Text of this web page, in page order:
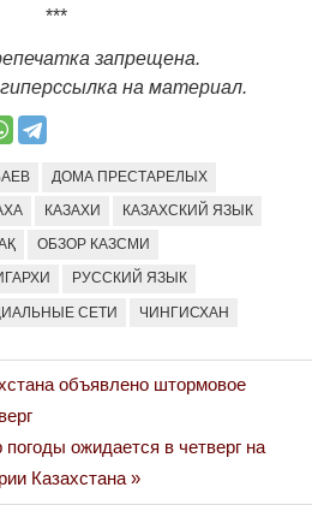
***
запрещена.
на материал.
ДОМА ПРЕСТАРЕЛЫХ
КАЗАХИ КАЗАХСКИЙ ЯЗЫК
ОБЗОР КАЗСМИ
РУССКИЙ ЯЗЫК
СЕТИ ЧИНГИСХАН
объявлено штормовое
ожидается в четверг на
Казахстана